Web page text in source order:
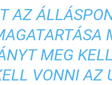
AZ
MEG
VONNI AZ